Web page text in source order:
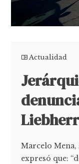
Actualidad
Marcelo Mena,
expresó que: